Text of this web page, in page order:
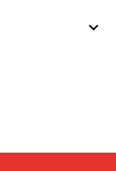
